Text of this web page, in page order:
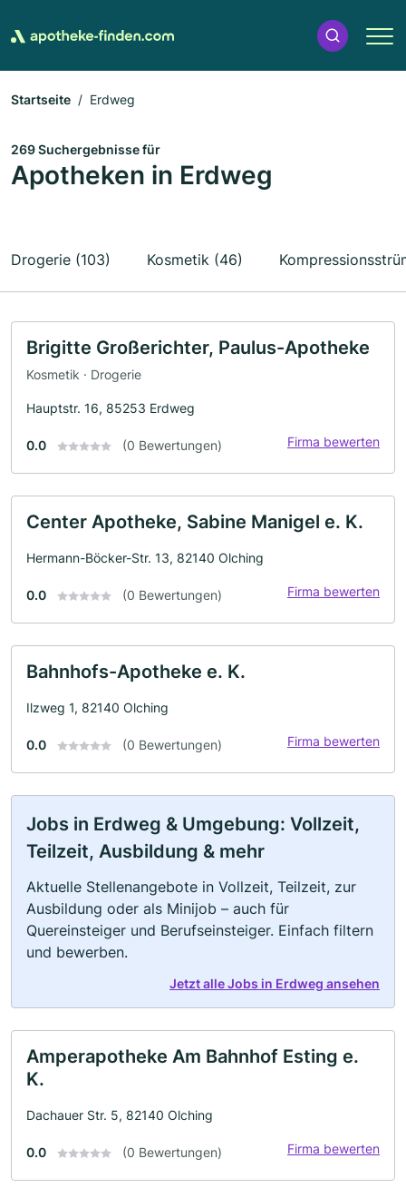
Startseite Erdweg
269 Suchergebnisse für
Apotheken in Erdweg
Drogerie (103) Kosmetik (46)
Brigitte Großerichter, Paulus-Apotheke
Kosmetik · Drogerie
Hauptstr. 16, 85253 Erdweg
0.0 (0 Bewertungen) Firma bewerten
Center Apotheke, Sabine Manigel e. K.
Hermann-Böcker-Str. 13, 82140 Olching
0.0 (0 Bewertungen) Firma bewerten
Bahnhofs-Apotheke e. K.
Ilzweg 1, 82140 Olching
0.0 (0 Bewertungen) Firma bewerten
Jobs in Erdweg & Umgebung: Vollzeit,
Teilzeit, Ausbildung & mehr
Aktuelle Stellenangebote in Vollzeit, Teilzeit, zur
Ausbildung oder als Minijob – auch für
Quereinsteiger und Berufseinsteiger. Einfach filtern
und bewerben.
Jetzt alle Jobs in Erdweg ansehen
Amperapotheke Am Bahnhof Esting e.
K.
Dachauer Str. 5, 82140 Olching
0.0 (0 Bewertungen) Firma bewerten